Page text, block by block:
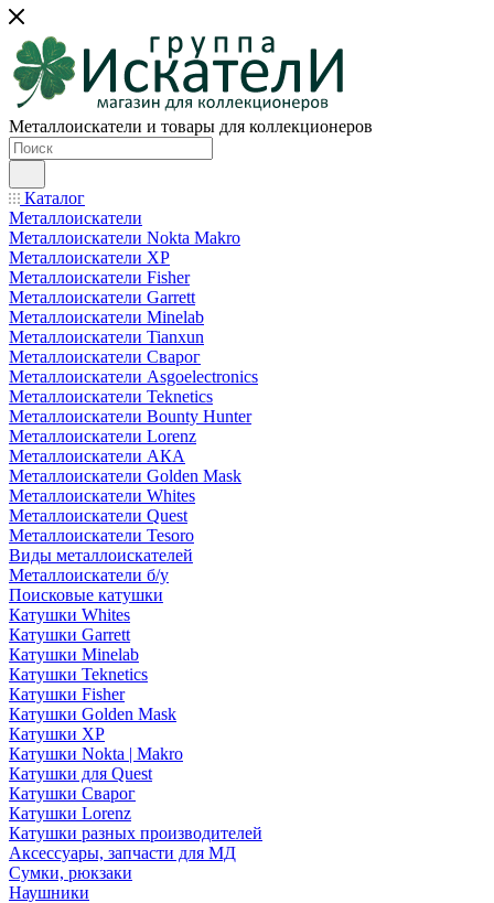
Металлоискатели и товары для коллекционеров
Каталог
Металлоискатели
Металлоискатели Nokta Makro
Металлоискатели XP
Металлоискатели Fisher
Металлоискатели Garrett
Металлоискатели Minelab
Металлоискатели Tianxun
Металлоискатели Сварог
Металлоискатели Asgoelectronics
Металлоискатели Teknetics
Металлоискатели Bounty Hunter
Металлоискатели Lorenz
Металлоискатели АКА
Металлоискатели Golden Mask
Металлоискатели Whites
Металлоискатели Quest
Металлоискатели Tesoro
Виды металлоискателей
Металлоискатели б/у
Поисковые катушки
Катушки Whites
Катушки Garrett
Катушки Minelab
Катушки Teknetics
Катушки Fisher
Катушки Golden Mask
Катушки XP
Катушки Nokta | Makro
Катушки для Quest
Катушки Сварог
Катушки Lorenz
Катушки разных производителей
Аксессуары, запчасти для МД
Сумки, рюкзаки
Наушники